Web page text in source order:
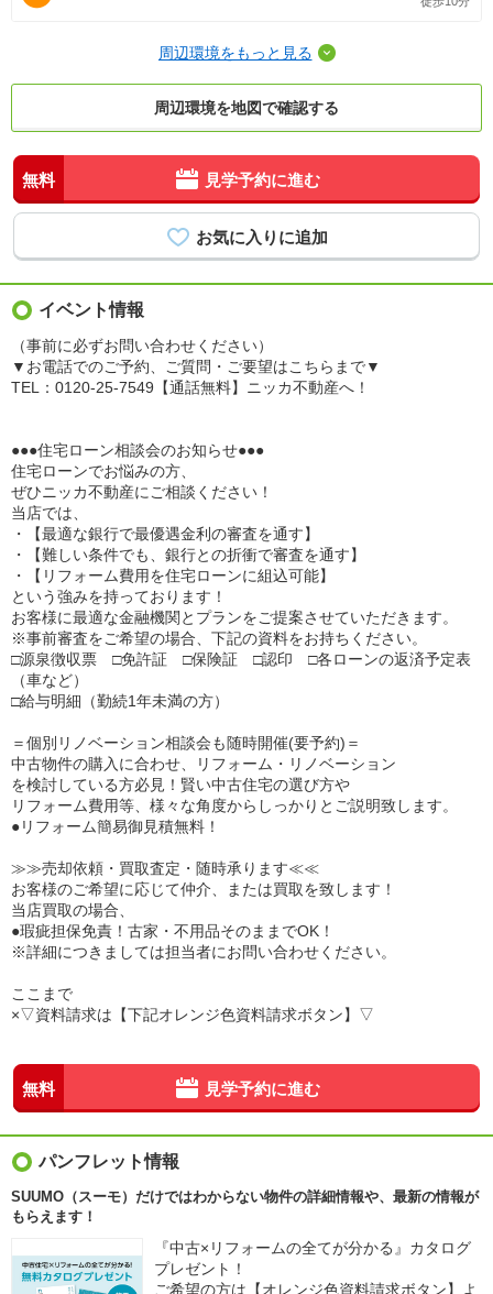
周辺環境をもっと見る
周辺環境を地図で確認する
無料 見学予約に進む
イベント情報
（事前に必ずお問い合わせください）
▼お電話でのご予約、ご質問・ご要望はこちらまで▼
TEL：0120-25-7549【通話無料】ニッカ不動産へ！
●●●住宅ローン相談会のお知らせ●●●
住宅ローンでお悩みの方、
ぜひニッカ不動産にご相談ください！
当店では、
・【最適な銀行で最優遇金利の審査を通す】
・【難しい条件でも、銀行との折衝で審査を通す】
・【リフォーム費用を住宅ローンに組込可能】
という強みを持っております！
お客様に最適な金融機関とプランをご提案させていただきます。
※事前審査をご希望の場合、下記の資料をお持ちください。
□源泉徴収票 □免許証 □保険証 □認印 □各ローンの返済予定表
（車など）
□給与明細（勤続1年未満の方）
＝個別リノベーション相談会も随時開催(要予約)＝
中古物件の購入に合わせ、リフォーム・リノベーション
を検討している方必見！賢い中古住宅の選び方や
リフォーム費用等、様々な角度からしっかりとご説明致します。
●リフォーム簡易御見積無料！
≫≫売却依頼・買取査定・随時承ります≪≪
お客様のご希望に応じて仲介、または買取を致します！
当店買取の場合、
●瑕疵担保免責！古家・不用品そのままでOK！
※詳細につきましては担当者にお問い合わせください。
ここまで
×▽資料請求は【下記オレンジ色資料請求ボタン】▽
無料 見学予約に進む
パンフレット情報
SUUMO（スーモ）だけではわからない物件の詳細情報や、最新の情報が
もらえます！
『中古×リフォームの全てが分かる』カタログ
プレゼント！
ご希望の方は【オレンジ色資料請求ボタン】よ